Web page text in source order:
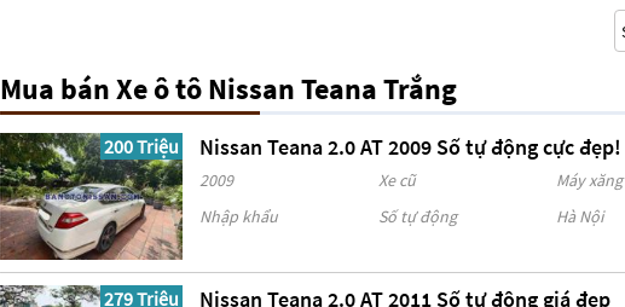
Mua bán Xe ô tô Nissan Teana Trắng
200 Triệu Nissan Teana 2.0 AT 2009 Số tự động cực đẹp!
2009 Xe cũ
Máy xăng
Nhập khẩu
Số tự động Hà Nội
279 Triệu Nissan Teana 2.0 AT 2011 Số tự động giá đẹp